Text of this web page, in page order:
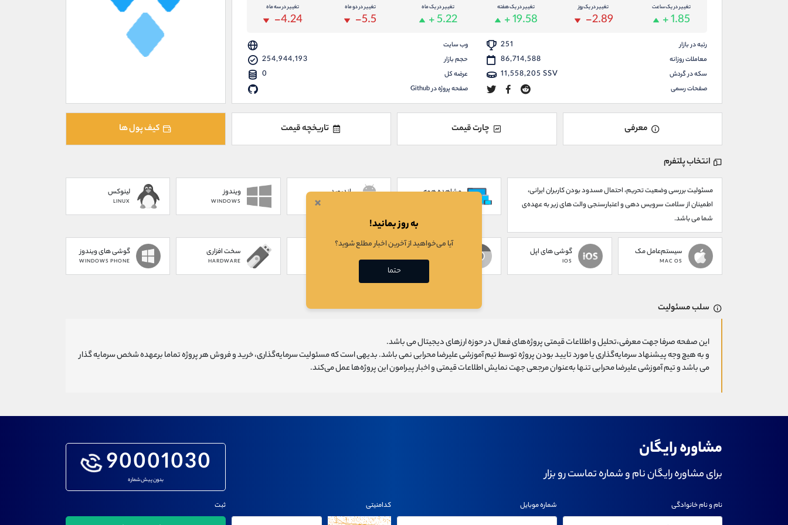
تغییر در یک ساعت
+ 1.85
تغییر در یک روز
-2.89
تغییر در یک هفته
+ 19.58
تغییر در یک ماه
+ 5.22
تغییر در دو ماه
-5.5
تغییر در سه ماه
-4.24
رتبه در بازار 251
وب سایت
معاملات روزانه
86,714,588 حجم بازار 254,944,193
سکه در گردش 11,558,205 SSV عرضه کل 0
صفحات رسمی صفحه پروژه در Github
معرفی چارت قیمت تاریخچه قیمت کیف پول ها
انتخاب پلتفرم
مسئولیت بررسی وضعیت تحریم، احتمال مسدود بودن کاربران ایرانی،
اطمینان از سلامت سرویس دهی و اعتبارسنجی والت های زیر به عهده‌ی
شما می باشد.
مشاهده همه اندروید ویندوز
WINDOWS
لینوکس
LINUX
سیستم‌عامل مک
MAC OS
گوشی های اپل
IOS
CHROME EXTENSION
سخت افزاری
HARDWARE
گوشی های ویندوز
WINDOWS PHONE
سلب مسئولیت
این صفحه صرفا جهت معرفی،تحلیل و اطلاعات قیمتی پروژه‌های فعال در حوزه ارزهای دیجیتال می باشد.
و به هیچ وجه پیشنهاد سرمایه‌گذاری یا مورد تایید بودن پروژه توسط تیم آموزشی علیرضا محرابی نمی باشد. بدیهی است که مسئولیت سرمایه‌گذاری، خرید و فروش هر پروژه تماما برعهده شخص سرمایه گذار
می باشد و تیم آموزشی علیرضا محرابی تنها به‌عنوان مرجعی جهت نمایش اطلاعات قیمتی و اخبار پیرامون این پروژه‌‌ها عمل می‌کند.
مشاوره رایگان
برای مشاوره رایگان نام و شماره تماست رو بزار 90001030
بدون پیش شماره
نام و نام خانوادگی شماره موبایل کدامنیتی ثبت
×
به روز بمانید!
آیا می‌خواهید از آخرین اخبار مطلع شوید؟
حتما